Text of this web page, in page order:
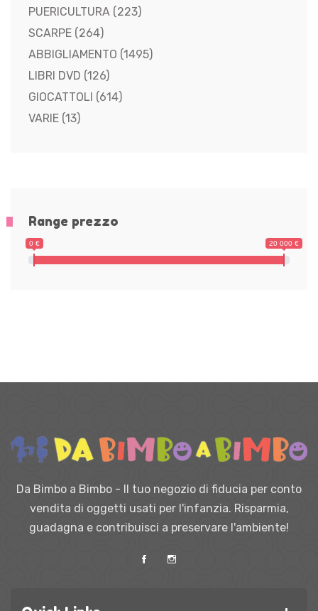
PUERICULTURA (223)
SCARPE (264)
ABBIGLIAMENTO (1495)
LIBRI DVD (126)
GIOCATTOLI (614)
VARIE (13)
Range prezzo
0 € 20 000 €
Da Bimbo a Bimbo - Il tuo negozio di fiducia per conto
vendita di oggetti usati per l'infanzia. Risparmia,
guadagna e contribuisci a preservare l'ambiente!